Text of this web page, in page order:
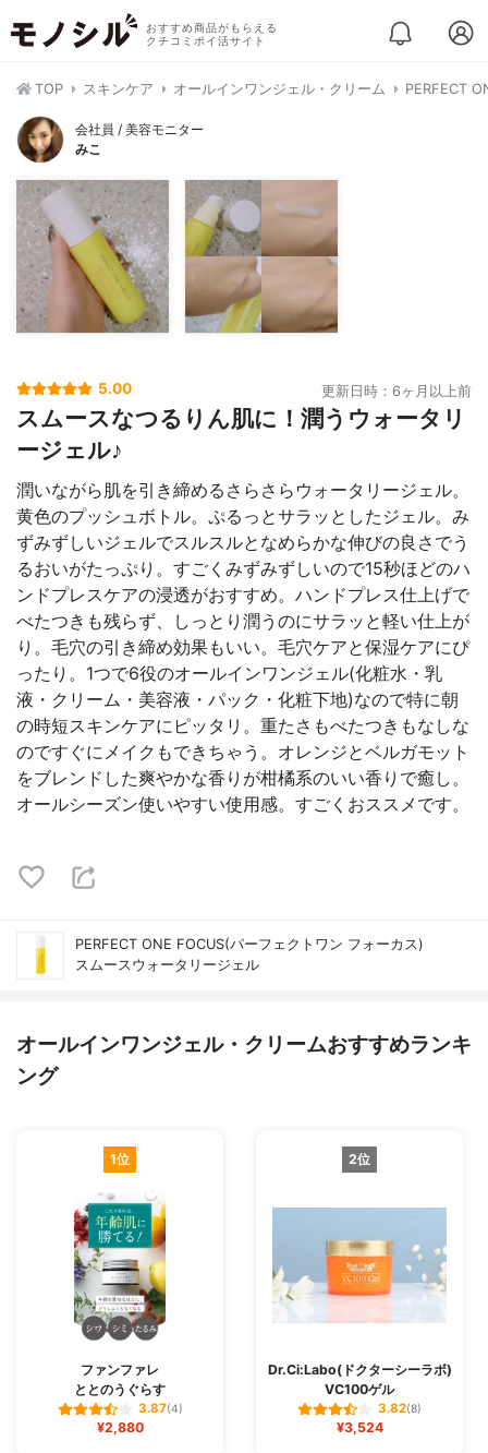
おすすめ商品がもらえる
クチコミポイ活サイト
TOP スキンケア オールインワンジェル・クリーム PERFECT
会社員 / 美容モニター
みこ
5.00 更新日時：6ヶ月以上前
スムースなつるりん肌に！潤うウォータリ
ージェル♪
潤いながら肌を引き締めるさらさらウォータリージェル。
黄色のプッシュボトル。ぷるっとサラッとしたジェル。み
ずみずしいジェルでスルスルとなめらかな伸びの良さでう
るおいがたっぷり。すごくみずみずしいので15秒ほどのハ
ンドプレスケアの浸透がおすすめ。ハンドプレス仕上げで
べたつきも残らず、しっとり潤うのにサラッと軽い仕上が
り。毛穴の引き締め効果もいい。毛穴ケアと保湿ケアにぴ
ったり。1つで6役のオールインワンジェル(化粧水・乳
液・クリーム・美容液・パック・化粧下地)なので特に朝
の時短スキンケアにピッタリ。重たさもべたつきもなしな
のですぐにメイクもできちゃう。オレンジとベルガモット
をブレンドした爽やかな香りが柑橘系のいい香りで癒し。
オールシーズン使いやすい使用感。すごくおススメです。
PERFECT ONE FOCUS(パーフェクトワン フォーカス)
スムースウォータリージェル
オールインワンジェル・クリームおすすめランキ
ング
1位
ファンファレ
ととのうぐらす
3.87(4)
¥2,880
2位
Dr.Ci:Labo(ドクターシーラボ)
VC100ゲル
3.82(8)
¥3,524